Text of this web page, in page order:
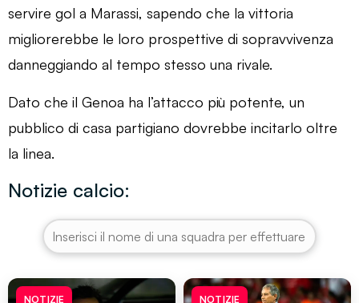
servire gol a Marassi, sapendo che la vittoria
migliorerebbe le loro prospettive di sopravvivenza
danneggiando al tempo stesso una rivale.
Dato che il Genoa ha l’attacco più potente, un
pubblico di casa partigiano dovrebbe incitarlo oltre
la linea.
Notizie calcio:
NOTIZIE NOTIZIE